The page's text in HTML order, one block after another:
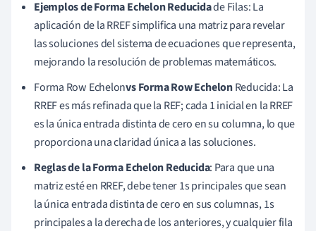
Ejemplos de Forma Echelon Reducidade Filas: La
aplicación de la RREF simplifica una matriz para revelar
las soluciones del sistema de ecuaciones que representa,
mejorando la resolución de problemas matemáticos.
Forma Row Echelonvs Forma Row EchelonReducida: La
RREF es más refinada que la REF; cada 1 inicial en la RREF
es la única entrada distinta de cero en su columna, lo que
proporciona una claridad única a las soluciones.
Reglas de la Forma Echelon Reducida: Para que una
matriz esté en RREF, debe tener 1s principales que sean
la única entrada distinta de cero en sus columnas, 1s
principales a la derecha de los anteriores, y cualquier fila